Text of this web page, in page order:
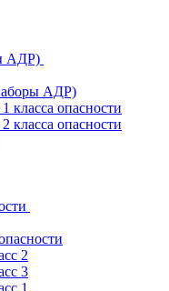
АДР)
АДР)
класса опасности
класса опасности
2
3
1